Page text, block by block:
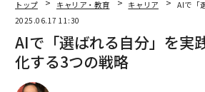
トップ キャリア・教育 キャリア
AIで「
2025.06.17 11:30
AIで「選ばれる自分」を実
化する3つの戦略